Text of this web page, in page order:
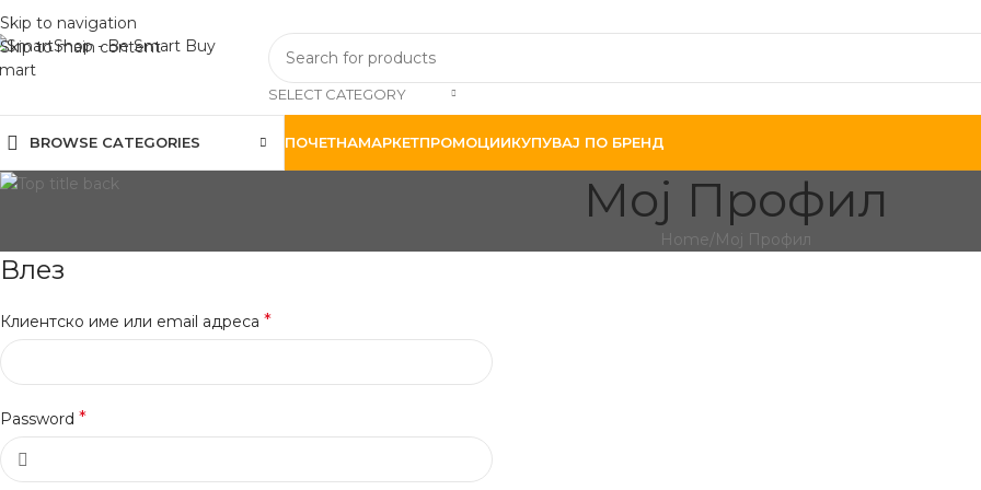
Skip to navigation
Skip to main content
SELECT CATEGORY
BROWSE CATEGORIES ПОЧЕТНАМАРКЕТПРОМОЦИИКУПУВАЈ ПО БРЕНД
Мој Профил
Home Мој Профил
Влез
Клиентско име или email адреса *
Password *